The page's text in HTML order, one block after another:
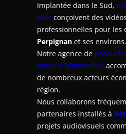
Implantée dans le Sud,
Noir conçoivent des
professionnelles pour les
Perpignan et ses environs.
Notre agence de
basée à Montpellier
de nombreux acteurs
région.
Nous collaborons
partenaires installés à
projets audiovisuels